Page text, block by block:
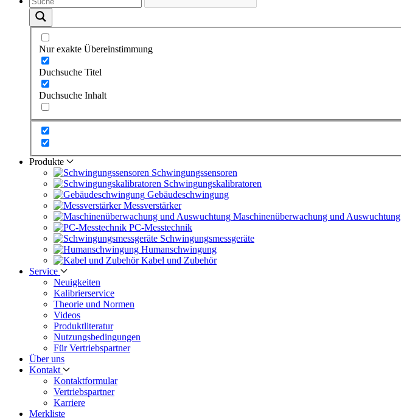
Nur exakte Übereinstimmung
Duchsuche Titel
Duchsuche Inhalt
Produkte
Schwingungs­sensoren
Schwingungs­kalibratoren
Gebäude­schwingung
Messverstärker
Maschinen­überwachung und Auswuchtung
PC-Messtechnik
Schwingungs­messgeräte
Human­schwingung
Kabel und Zubehör
Service
Neuigkeiten
Kalibrier­service
Theorie und Normen
Videos
Produkt­literatur
Nutzungs­bedingungen
Für Vertriebs­partner
Über uns
Kontakt
Kontaktformular
Vertriebs­partner
Karriere
Merkliste